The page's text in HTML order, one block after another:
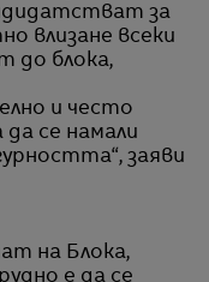
за
влизане всеки
до блока,
и често
се намали
заяви
на Блока,
е да се